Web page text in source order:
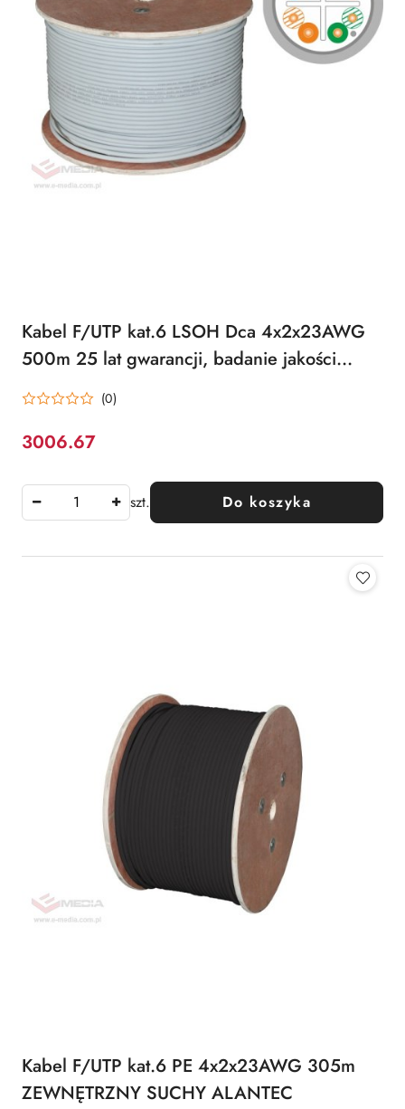
Kabel F/UTP kat.6 LSOH Dca 4x2x23AWG
500m 25 lat gwarancji, badanie jakości
laboratorium INTERTEK (USA) ALANTEC
(0)
Cena:
3006.67
szt. Do koszyka
Kabel F/UTP kat.6 PE 4x2x23AWG 305m
ZEWNĘTRZNY SUCHY ALANTEC